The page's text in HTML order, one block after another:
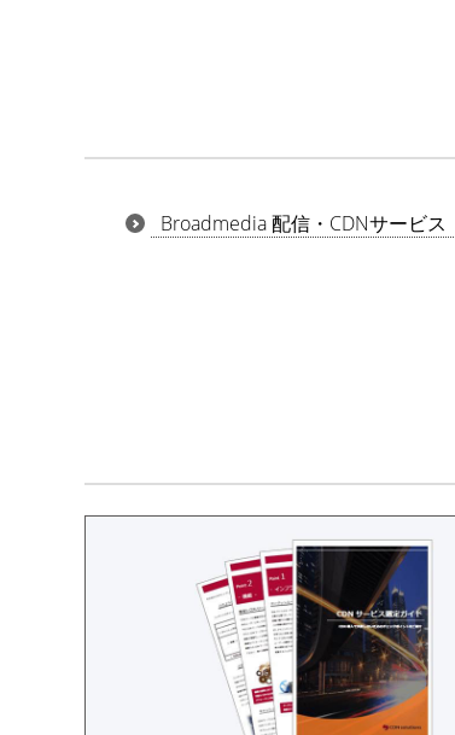
Broadmedia 配信・CDNサービス